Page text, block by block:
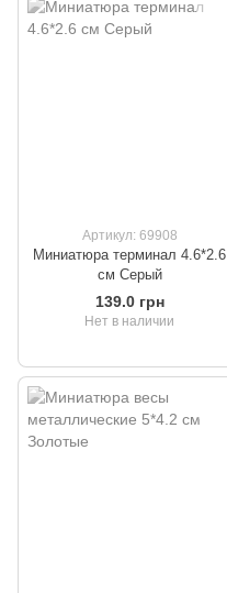
Артикул: 69908
Миниатюра терминал 4.6*2.6
см Серый
139.0 грн
Нет в наличии